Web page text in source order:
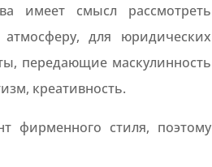
имеет смысл рассмотреть
для юридических
передающие маскулинность
креативность.
фирменного стиля, поэтому